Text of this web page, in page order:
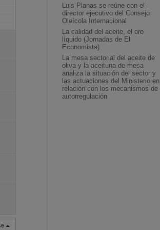
Luis Planas se reúne con el
director ejecutivo del Consejo
Oleícola Internacional
La calidad del aceite, el oro
líquido (Jornadas de El
Economista)
La mesa sectorial del aceite de
oliva y la aceituna de mesa
analiza la situación del sector y
las actuaciones del Ministerio en
relación con los mecanismos de
autorregulación